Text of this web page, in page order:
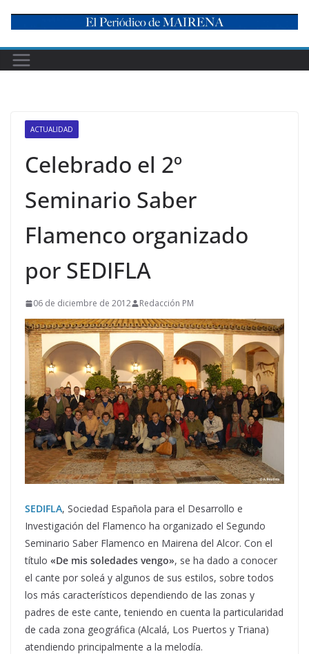
content
ACTUALIDAD
Celebrado el 2º
Seminario Saber
Flamenco organizado
por SEDIFLA
06 de diciembre de 2012 Redacción PM
SEDIFLA, Sociedad Española para el Desarrollo e
Investigación del Flamenco ha organizado el Segundo
Seminario Saber Flamenco en Mairena del Alcor. Con el
título «De mis soledades vengo», se ha dado a conocer
el cante por soleá y algunos de sus estilos, sobre todos
los más característicos dependiendo de las zonas y
padres de este cante, teniendo en cuenta la particularidad
de cada zona geográfica (Alcalá, Los Puertos y Triana)
atendiendo principalmente a la melodía.